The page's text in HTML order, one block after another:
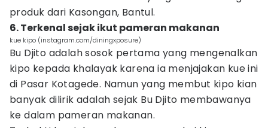
produk dari Kasongan, Bantul.
6. Terkenal sejak ikut pameran makanan
kue kipo (instagram.com/diningxposure)
Bu Djito adalah sosok pertama yang mengenalkan
kipo kepada khalayak karena ia menjajakan kue ini
di Pasar Kotagede. Namun yang membut kipo kian
banyak dilirik adalah sejak Bu Djito membawanya
ke dalam pameran makanan.